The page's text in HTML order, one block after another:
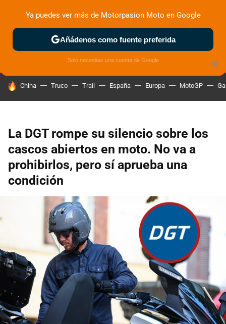
ZONA DE PRUEBAS DEPORTIVAS MOTOS ELÉCTRICAS
HOY SE HABLA DE
China Truco Trail España Europa MotoGP
La DGT rompe su silencio sobre los
cascos abiertos en moto. No va a
prohibirlos, pero sí aprueba una
condición
×
Ya puedes ver más de Motorpasion Moto en Google
Añádenos como fuente preferida
Solo necesitas una cuenta de Google